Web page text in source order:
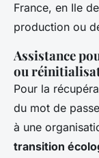
France, en Ile
production ou
Assistance
ou
Pour la
du mot de
à une
transition